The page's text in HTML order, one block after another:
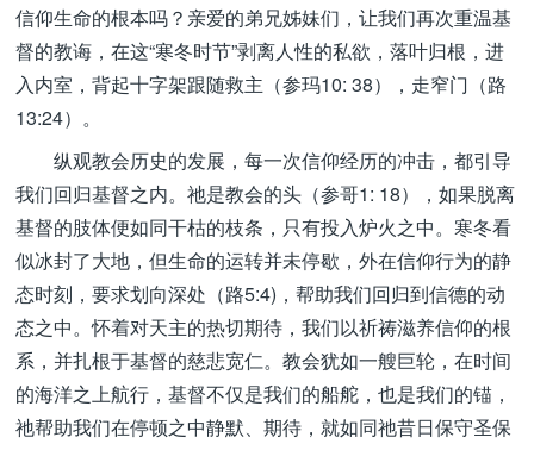
信仰生命的根本吗？亲爱的弟兄姊妹们，让我们再次重温基
督的教诲，在这“寒冬时节”剥离人性的私欲，落叶归根，进
入内室，背起十字架跟随救主（参玛10: 38），走窄门（路
13:24）。
纵观教会历史的发展，每一次信仰经历的冲击，都引导
我们回归基督之内。祂是教会的头（参哥1: 18），如果脱离
基督的肢体便如同干枯的枝条，只有投入炉火之中。寒冬看
似冰封了大地，但生命的运转并未停歇，外在信仰行为的静
态时刻，要求划向深处（路5:4)，帮助我们回归到信德的动
态之中。怀着对天主的热切期待，我们以祈祷滋养信仰的根
系，并扎根于基督的慈悲宽仁。教会犹如一艘巨轮，在时间
的海洋之上航行，基督不仅是我们的船舵，也是我们的锚，
祂帮助我们在停顿之中静默、期待，就如同祂昔日保守圣保